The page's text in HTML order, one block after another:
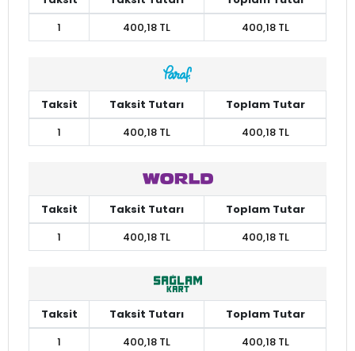
1
400,18 TL 400,18 TL
Taksit Taksit Tutarı
Toplam Tutar
1
400,18 TL 400,18 TL
Taksit Taksit Tutarı
Toplam Tutar
1
400,18 TL 400,18 TL
Taksit Taksit Tutarı
Toplam Tutar
1
400,18 TL 400,18 TL